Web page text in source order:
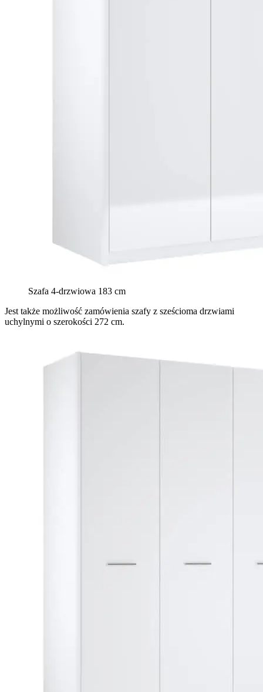
Szafa 4-drzwiowa 183 cm
Jest także możliwość zamówienia szafy z sześcioma drzwiami
uchylnymi o szerokości 272 cm.